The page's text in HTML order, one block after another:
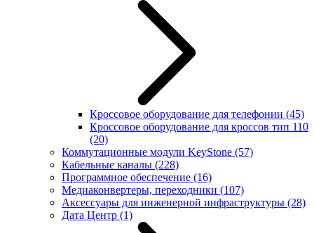
Кроссовое оборудование для телефонии (45)
Кроссовое оборудование для кроссов тип 110
(20)
Коммутационные модули KeyStone (57)
Кабельные каналы (228)
Программное обеспечение (16)
Медиаконвертеры, переходники (107)
Аксессуары для инженерной инфраструктуры (28)
Дата Центр (1)